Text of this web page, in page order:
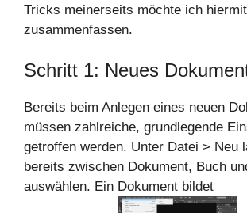
Tricks meinerseits möchte ich hiermit
zusammenfassen.
Schritt 1: Neues
Bereits beim Anlegen eines neuen
müssen zahlreiche, grundlegende
getroffen werden. Unter Datei > Neu
bereits zwischen Dokument, Buch
auswählen. Ein Dokument bildet